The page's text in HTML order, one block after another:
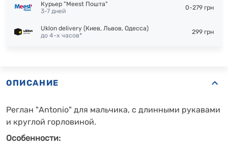
Курьер "Meest Пошта"
3-7 дней
0-279 грн
Uklon delivery (Киев, Львов, Одесса)
до 4-х часов*
299 грн
ОПИСАНИЕ
Реглан "Antonio" для мальчика, с длинными рукавами
и круглой горловиной.
Особенности: